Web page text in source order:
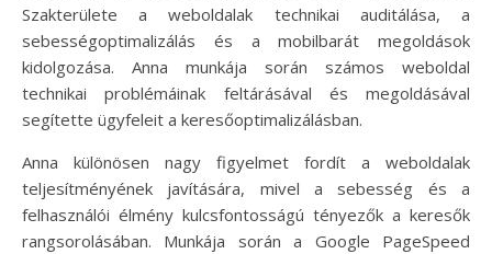
Szakterülete a weboldalak technikai auditálása, a
sebességoptimalizálás és a mobilbarát megoldások
kidolgozása. Anna munkája során számos weboldal
technikai problémáinak feltárásával és megoldásával
segítette ügyfeleit a keresőoptimalizálásban.
Anna különösen nagy figyelmet fordít a weboldalak
teljesítményének javítására, mivel a sebesség és a
felhasználói élmény kulcsfontosságú tényezők a keresők
rangsorolásában. Munkája során a Google PageSpeed